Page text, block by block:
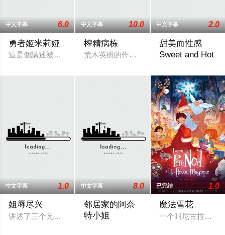
中文字幕 6.0
勇者姬米莉娅
這是個講述被陷害而死去的主角為了復仇，決定附身在元兇——
中文字幕 10.0
榨精病栋
荒木英樹的作品，劇情續上一話，這間醫
中文字幕 2.0
甜美而性感
Sweet and Hot
中文字幕 1.0
姐辱尽兴
讲述了三个兄妹之间的情感关系和变化，以及姐姐们对弟弟瑞希
中文字幕 8.0
邻居家的阿奈
特小姐
已完结 1.0
魔法雪花
一个叫尼古拉斯男